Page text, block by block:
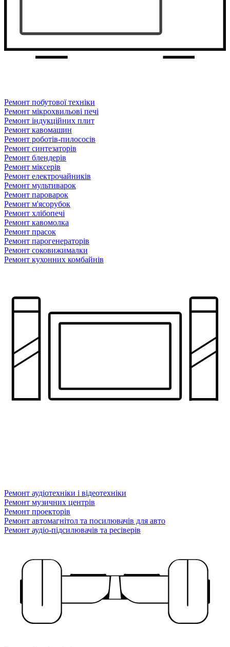
Ремонт побутової техніки
Ремонт мікрохвильові печі
Ремонт індукційних плит
Ремонт кавомашин
Ремонт роботів-пилососів
Ремонт синтезаторів
Ремонт блендерiв
Ремонт мiксерiв
Ремонт електрочайників
Ремонт мультиварок
Ремонт пароварок
Ремонт м'ясорубок
Ремонт хлiбопечi
Ремонт кавомолка
Ремонт прасок
Ремонт парогенераторiв
Ремонт соковижималки
Ремонт кухонних комбайнів
Ремонт аудіотехніки і відеотехніки
Ремонт музичних центрів
Ремонт проекторів
Ремонт автомагнітол та посилювачів для авто
Ремонт аудіо-підсилювачів та ресіверів